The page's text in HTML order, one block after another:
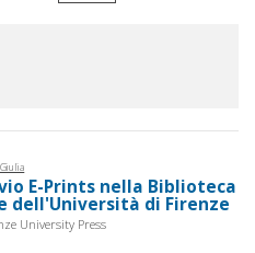
E-Prints nella Biblioteca
dell'Università di Firenze
University Press